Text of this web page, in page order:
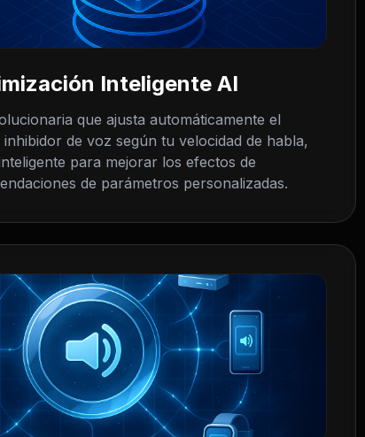
Inteligente AI
que ajusta automáticamente el
de voz según tu velocidad de habla,
para mejorar los efectos de
de parámetros personalizadas.